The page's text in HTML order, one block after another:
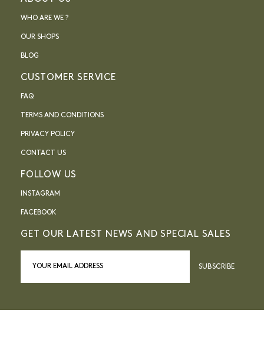
WHO ARE WE ?
OUR SHOPS
BLOG
CUSTOMER SERVICE
FAQ
TERMS AND CONDITIONS
PRIVACY POLICY
CONTACT US
FOLLOW US
INSTAGRAM
FACEBOOK
GET OUR LATEST NEWS AND SPECIAL SALES
SUBSCRIBE